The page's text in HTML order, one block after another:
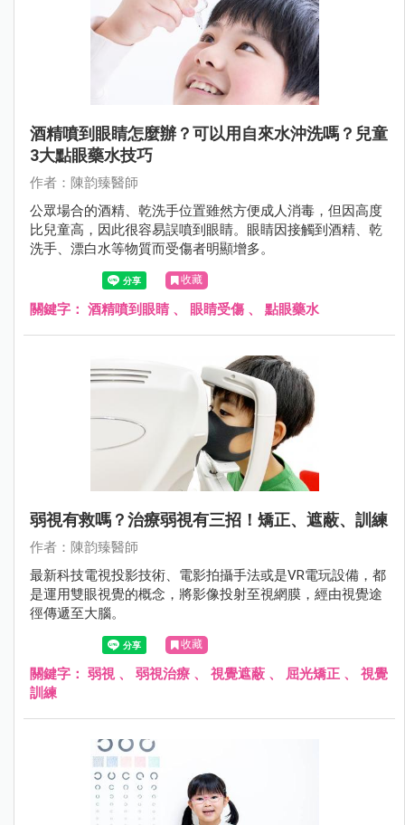
酒精噴到眼睛怎麼辦？可以用自來水沖洗嗎？兒童
3大點眼藥水技巧
作者：陳韵臻醫師
公眾場合的酒精、乾洗手位置雖然方便成人消毒，但因高度
比兒童高，因此很容易誤噴到眼睛。眼睛因接觸到酒精、乾
洗手、漂白水等物質而受傷者明顯增多。
收藏
關鍵字： 酒精噴到眼睛 、 眼睛受傷 、 點眼藥水
弱視有救嗎？治療弱視有三招！矯正、遮蔽、訓練
作者：陳韵臻醫師
最新科技電視投影技術、電影拍攝手法或是VR電玩設備，都
是運用雙眼視覺的概念，將影像投射至視網膜，經由視覺途
徑傳遞至大腦。
收藏
關鍵字： 弱視 、 弱視治療 、 視覺遮蔽 、 屈光矯正 、 視覺
訓練